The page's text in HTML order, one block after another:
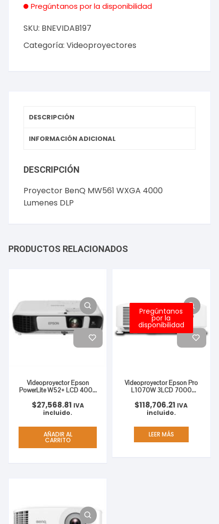
Pregúntanos por la disponibilidad
SKU: BNEVIDAB197
Categoría:Videoproyectores
DESCRIPCIÓN
INFORMACIÓN ADICIONAL
DESCRIPCIÓN
Proyector BenQ MW561 WXGA 4000
Lumenes DLP
PRODUCTOS RELACIONADOS
Videoproyector Epson
PowerLite W52+ LCD 4000
1280×800 HDMI
$27,568.81 IVA
incluido.
AÑADIR AL
CARRITO
Pregúntanos
por la
disponibilidad
Videoproyector Epson Pro
L1070W 3LCD 7000
1280×800 HDMI/USB
$118,706.21 IVA
incluido.
LEER MÁS